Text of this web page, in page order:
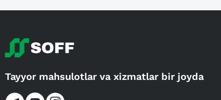
Tayyor mahsulotlar va xizmatlar bir joyda